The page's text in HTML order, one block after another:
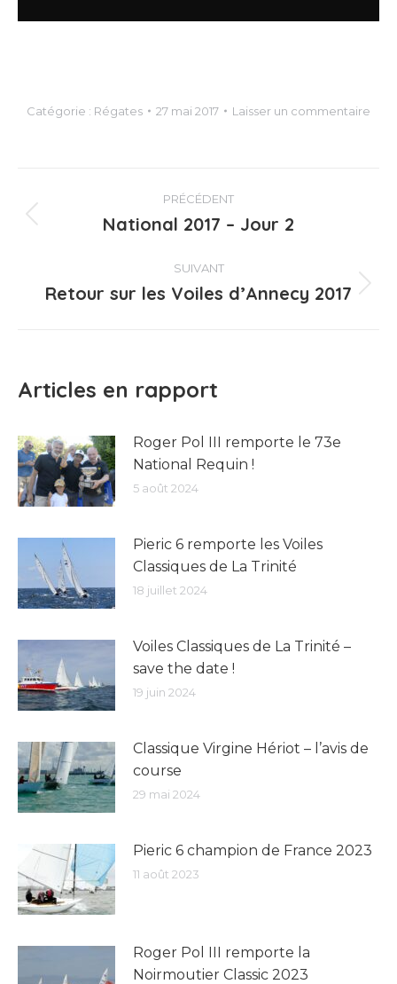
Catégorie : Régates 27 mai 2017 Laisser un commentaire
Navigation
article
PRÉCÉDENT
Article
:
National 2017 – Jour 2
SUIVANT
Article
Retour sur les Voiles d’Annecy 2017
Articles en rapport
Roger Pol III remporte le 73e
National Requin !
5 août 2024
Pieric 6 remporte les Voiles
Classiques de La Trinité
18 juillet 2024
Voiles Classiques de La Trinité –
save the date !
19 juin 2024
Classique Virgine Hériot – l’avis de
course
29 mai 2024
Pieric 6 champion de France 2023
11 août 2023
Roger Pol III remporte la
Noirmoutier Classic 2023